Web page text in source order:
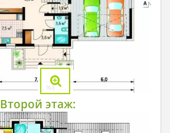
Второй этаж: